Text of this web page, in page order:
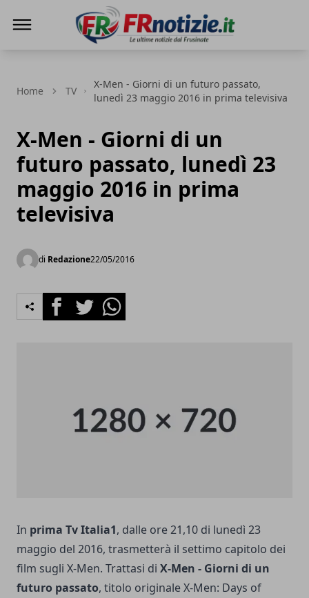
Home TV
X-Men - Giorni di un futuro passato,
lunedì 23 maggio 2016 in prima televisiva
X-Men - Giorni di un
futuro passato, lunedì 23
maggio 2016 in prima
televisiva
di Redazione22/05/2016
FacebookTwitterWhatsapp
In prima Tv Italia1, dalle ore 21,10 di lunedì 23
maggio del 2016, trasmetterà il settimo capitolo dei
film sugli X-Men. Trattasi di X-Men - Giorni di un
futuro passato, titolo originale X-Men: Days of